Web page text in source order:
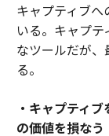
キャプティブへ
いる。キャプ
なツールだが
る。
・キャプティ
の価値を損なう